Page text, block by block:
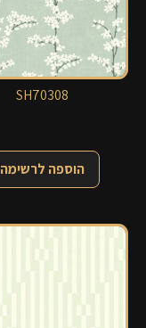
SH70308
הוספה לרשימה